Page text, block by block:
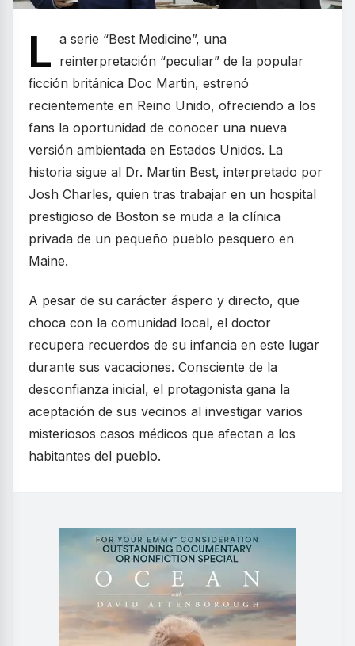
L a serie “Best Medicine”, una
reinterpretación “peculiar” de la popular
ficción británica Doc Martin, estrenó
recientemente en Reino Unido, ofreciendo a los
fans la oportunidad de conocer una nueva
versión ambientada en Estados Unidos. La
historia sigue al Dr. Martin Best, interpretado por
Josh Charles, quien tras trabajar en un hospital
prestigioso de Boston se muda a la clínica
privada de un pequeño pueblo pesquero en
Maine.
A pesar de su carácter áspero y directo, que
choca con la comunidad local, el doctor
recupera recuerdos de su infancia en este lugar
durante sus vacaciones. Consciente de la
desconfianza inicial, el protagonista gana la
aceptación de sus vecinos al investigar varios
misteriosos casos médicos que afectan a los
habitantes del pueblo.